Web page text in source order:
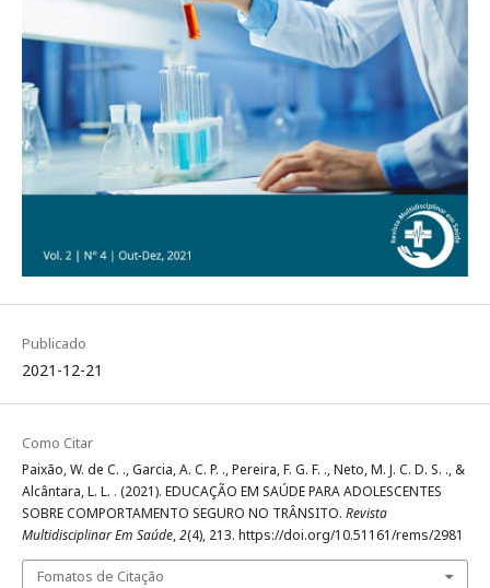
Publicado
2021-12-21
Como Citar
Paixão, W. de C. ., Garcia, A. C. P. ., Pereira, F. G. F. ., Neto, M. J. C. D. S. ., &
Alcântara, L. L. . (2021). EDUCAÇÃO EM SAÚDE PARA ADOLESCENTES
SOBRE COMPORTAMENTO SEGURO NO TRÂNSITO. Revista
Multidisciplinar Em Saúde,2(4), 213. https://doi.org/10.51161/rems/2981
Fomatos de Citação